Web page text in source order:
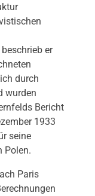
er
durch
wurden
Bericht
1933
seine
Polen.
Paris